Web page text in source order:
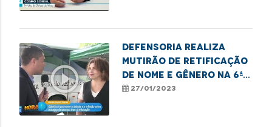
play_circle_outline
Defensoria realiza
mutirão de retificação
de nome e gênero na 6ª
Semana de visibilidade
27/01/2023